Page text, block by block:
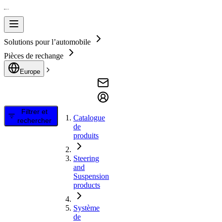
Solutions pour l’automobile
Pièces de rechange
Europe
Filtrer et
rechercher
Catalogue
de
produits
Steering
and
Suspension
products
Système
de